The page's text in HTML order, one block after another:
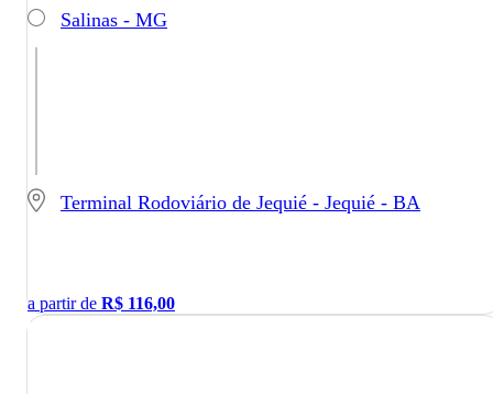
Salinas - MG
Terminal Rodoviário de Jequié - Jequié - BA
a partir de R$ 116,00